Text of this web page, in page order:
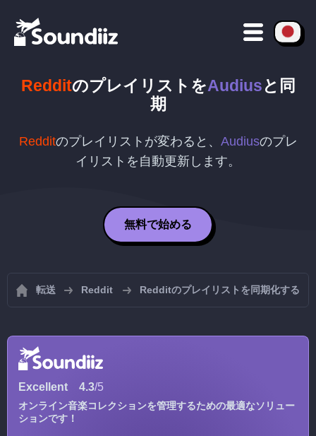
RedditのプレイリストをAudiusと同
期
Redditのプレイリストが変わると、 Audiusのプレ
イリストを自動更新します。
無料で始める
転送 Reddit Redditのプレイリストを同期化する
Excellent 4.3/5
オンライン音楽コレクションを管理するための最適なソリュー
ションです！